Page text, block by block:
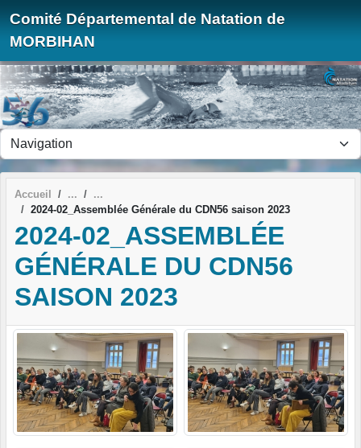
Comité Départemental de Natation de
MORBIHAN
Accueil
2024-02_Assemblée Générale du CDN56 saison 2023
2024-02_ASSEMBLÉE
GÉNÉRALE DU CDN56
SAISON 2023